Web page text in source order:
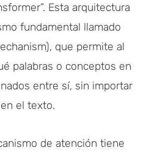
Esta arquitectura
fundamental llamado
que permite al
palabras o conceptos en
entre sí, sin importar
el texto.
de atención tiene